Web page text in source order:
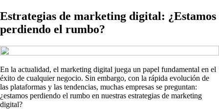
Estrategias de marketing digital: ¿Estamos
perdiendo el rumbo?
En la actualidad, el marketing digital juega un papel fundamental en el
éxito de cualquier negocio. Sin embargo, con la rápida evolución de
las plataformas y las tendencias, muchas empresas se preguntan:
¿estamos perdiendo el rumbo en nuestras estrategias de marketing
digital?